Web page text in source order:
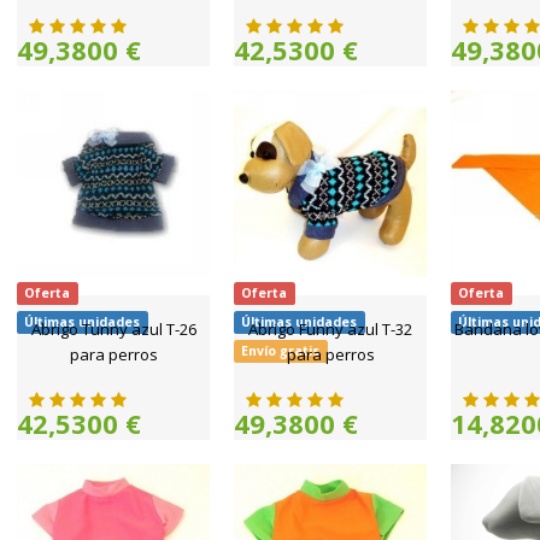
49,3800 € 42,5300 €
Oferta
Últimas unidades
Abrigo Tunny azul T-26
para perros
42,5300 €
Oferta
Últimas unidades
Envío gratis
Abrigo Funny azul T-32
para perros
49,3800 €
Oferta
Últimas
Bandana